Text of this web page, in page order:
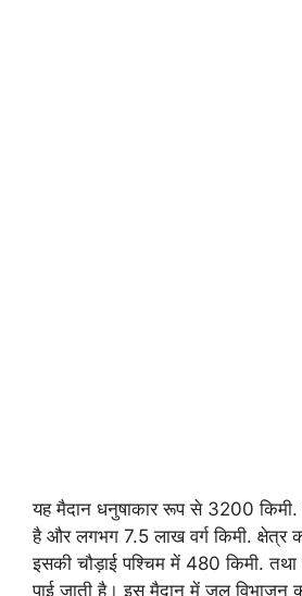
यह मैदान धनुषाकार रूप से 3200
है और लगभग 7.5 लाख वर्ग किमी. क्षेत्र
इसकी चौड़ाई पश्चिम में 480 किमी.
पाई जाती है। इस मैदान में जल विभाजन